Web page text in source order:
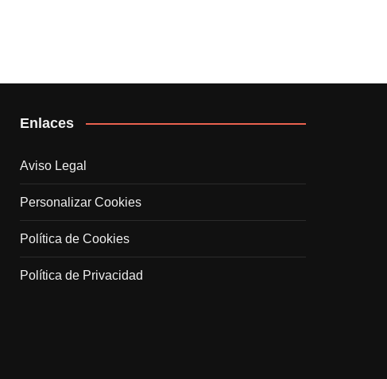
Enlaces
Aviso Legal
Personalizar Cookies
Política de Cookies
Política de Privacidad